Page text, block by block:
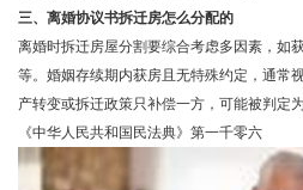
三、离婚协议书拆迁房怎么分配的
离婚时拆迁房屋分割要综合考虑多因素，如
等。婚姻存续期内获房且无特殊约定，通常
产转变或拆迁政策只补偿一方，可能被判定为
《中华人民共和国民法典》第一千零六